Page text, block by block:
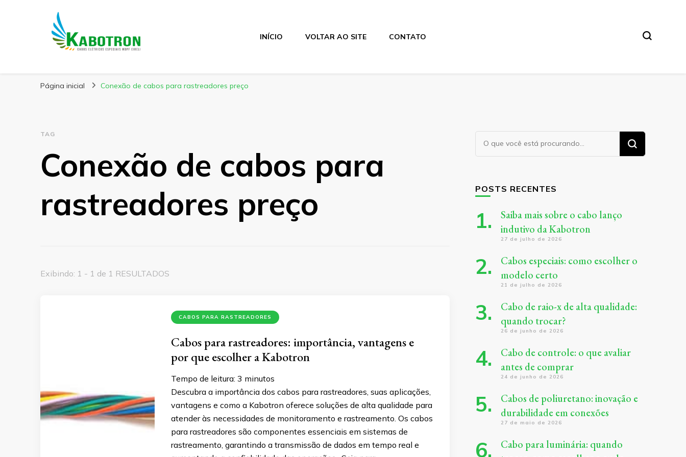
Kabotron
INÍCIO VOLTAR AO SITE CONTATO
Página inicial Conexão de cabos para rastreadores preço
TAG
Conexão de cabos para
rastreadores preço
Exibindo: 1 - 1 de 1 RESULTADOS
CABOS PARA RASTREADORES
Cabos para rastreadores: importância, vantagens e
por que escolher a Kabotron
Tempo de leitura: 3 minutos
Descubra a importância dos cabos para rastreadores, suas aplicações,
vantagens e como a Kabotron oferece soluções de alta qualidade para
atender às necessidades de monitoramento e rastreamento. Os cabos
para rastreadores são componentes essenciais em sistemas de
rastreamento, garantindo a transmissão de dados em tempo real e
Procurando
algo?
POSTS RECENTES
Saiba mais sobre o cabo lanço
indutivo da Kabotron
27 de julho de 2026
Cabos especiais: como escolher o
modelo certo
21 de julho de 2026
Cabo de raio-x de alta qualidade:
quando trocar?
26 de junho de 2026
Cabo de controle: o que avaliar
antes de comprar
24 de junho de 2026
Cabos de poliuretano: inovação e
durabilidade em conexões
27 de maio de 2026
Cabo para luminária: quando